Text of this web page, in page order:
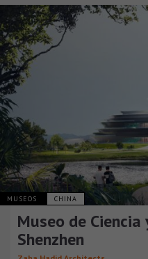
MUSEOS CHINA
Museo de
Shenzhen